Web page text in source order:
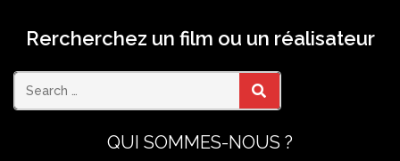
Rercherchez un film ou un réalisateur
Search SEARCH
QUI SOMMES-NOUS ?